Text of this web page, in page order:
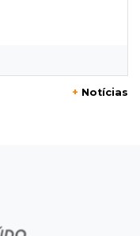
construção
de caixa-
+ Notícias